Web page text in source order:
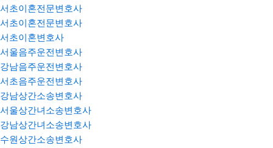
서초이혼전문변호사
서초이혼전문변호사
서초이혼변호사
서울음주운전변호사
강남음주운전변호사
서초음주운전변호사
강남상간소송변호사
서울상간녀소송변호사
강남상간녀소송변호사
수원상간소송변호사